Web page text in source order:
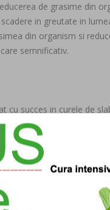
de grasime din
in greutate in
din organism si
semnificativ.
succes in curele de